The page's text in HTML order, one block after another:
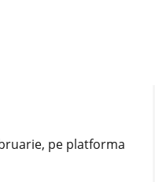
pe platforma